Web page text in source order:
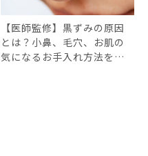
【医師監修】黒ずみの原因
とは？小鼻、毛穴、お肌の
気になるお手入れ方法を…